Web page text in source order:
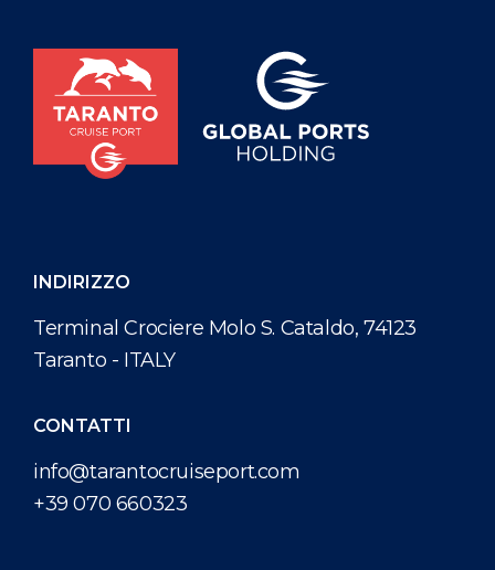
rappresentato l’inizio di una nuova e promettente
collaborazione tra il porto di Taranto e la compagnia di
navigazione. Con questo doppio accosto, […]
INDIRIZZO
Terminal Crociere Molo S. Cataldo, 74123
Taranto - ITALY
CONTATTI
info@tarantocruiseport.com
+39 070 660323